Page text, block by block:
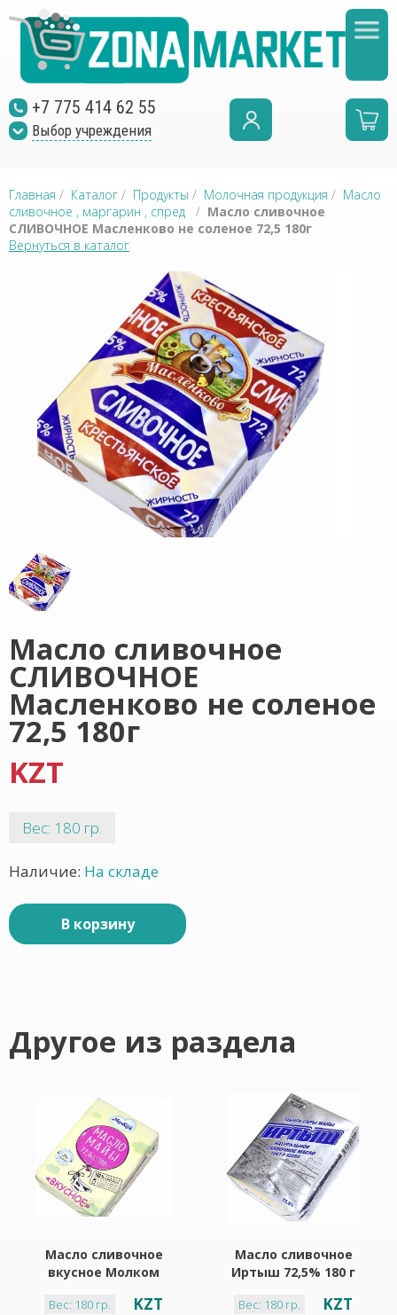
+7 775 414 62 55
Выбор учреждения
Главная / Каталог / Продукты / Молочная продукция / Масло
сливочное , маргарин , спред
/ Масло сливочное
СЛИВОЧНОЕ Масленково не соленое 72,5 180г
Вернуться в каталог
Масло сливочное
СЛИВОЧНОЕ
Масленково не соленое
72,5 180г
KZT
Вес: 180 гр.
Наличие: На складе
В корзину
Другое из раздела
Масло сливочное
вкусное Молком
Вес: 180 гр. KZT
Масло сливочное
Иртыш 72,5% 180 г
Вес: 180 гр. KZT